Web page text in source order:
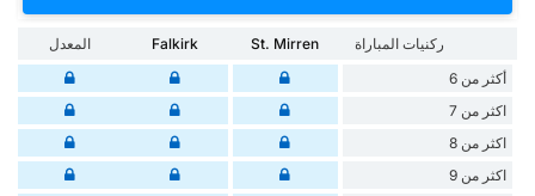
ركنيات المباراة St. Mirren
Falkirk
المعدل
أكثر من 6
اكثر من 7
اكثر من 8
اكثر من 9